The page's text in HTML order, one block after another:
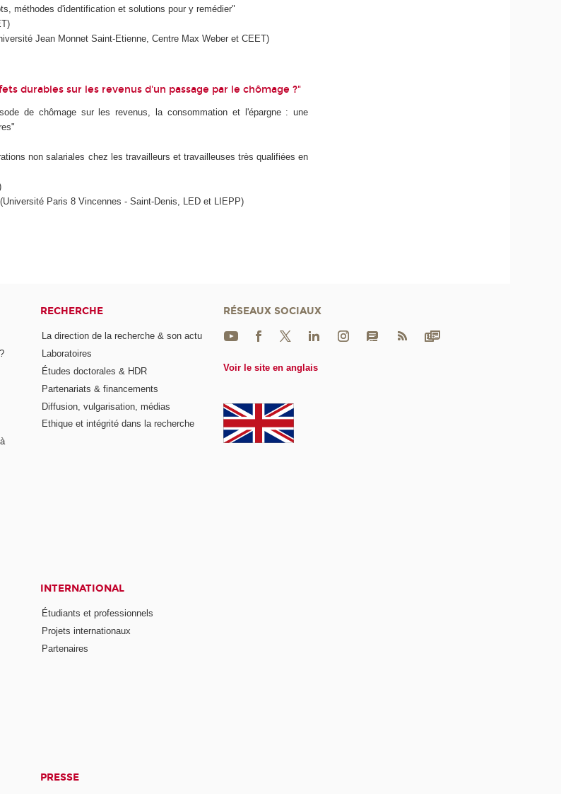
méthodes d'identification et solutions pour y remédier"
Jean Monnet Saint-Etienne, Centre Max Weber et CEET)
durables sur les revenus d'un passage par le chômage ?"
de chômage sur les revenus, la consommation et l'épargne : une
non salariales chez les travailleurs et travailleuses très qualifiées en
Paris 8 Vincennes - Saint-Denis, LED et LIEPP)
RECHERCHE
La direction de la recherche & son actu
Laboratoires
Études doctorales & HDR
Partenariats & financements
Diffusion, vulgarisation, médias
Ethique et intégrité dans la recherche
INTERNATIONAL
Étudiants et professionnels
Projets internationaux
Partenaires
PRESSE
RÉSEAUX SOCIAUX
Voir le site en anglais